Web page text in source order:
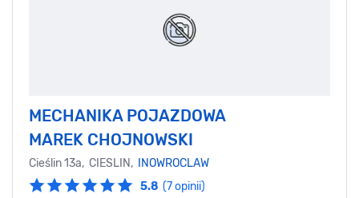
MECHANIKA POJAZDOWA
MAREK CHOJNOWSKI
Cieślin 13a, CIESLIN,
INOWROCLAW
5.8 (7 opinii)